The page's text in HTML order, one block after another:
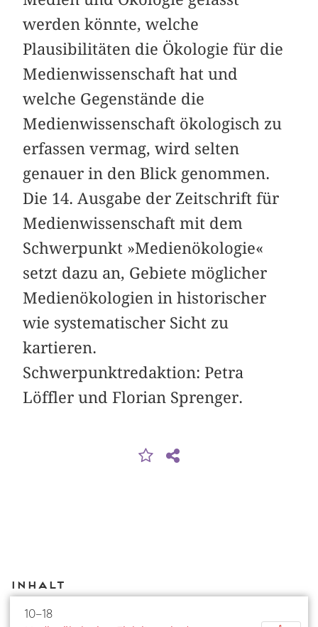
werden könnte, welche
Plausibilitäten die Ökologie für die
Medienwissenschaft hat und
welche Gegenstände die
Medienwissenschaft ökologisch zu
erfassen vermag, wird selten
genauer in den Blick genommen.
Die 14. Ausgabe der Zeitschrift für
Medienwissenschaft mit dem
Schwerpunkt »Medienökologie«
setzt dazu an, Gebiete möglicher
Medienökologien in historischer
wie systematischer Sicht zu
kartieren.
Schwerpunktredaktion: Petra
Löffler und Florian Sprenger.
Inhalt
10–18